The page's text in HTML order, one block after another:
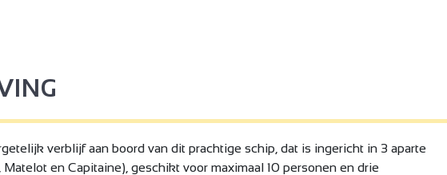
verblijf aan boord van dit prachtige schip, dat is ingericht in 3 aparte
en Capitaine), geschikt voor maximaal 10 personen en drie